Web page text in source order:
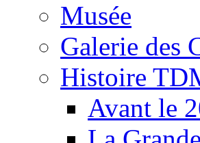
Musée
Galerie des
Histoire
Avant le